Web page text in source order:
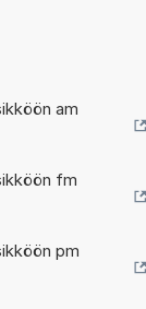
am
fm
pm